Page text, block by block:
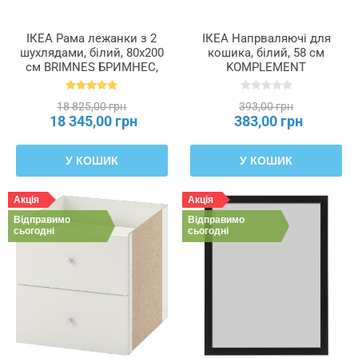
ІКЕА Рама лежанки з 2
шухлядами, білий, 80x200
см BRIMNES БРИМНЕС,
002.287.05
18 825,00 грн
18 345,00 грн
У КОШИК
ІКЕА Напрваляючі для
кошика, білий, 58 см
KOMPLEMENT
КОМПЛІМЕНТ, 302.632.45
393,00 грн
383,00 грн
У КОШИК
Акція
Відправимо
сьогодні
Акція
Відправимо
сьогодні